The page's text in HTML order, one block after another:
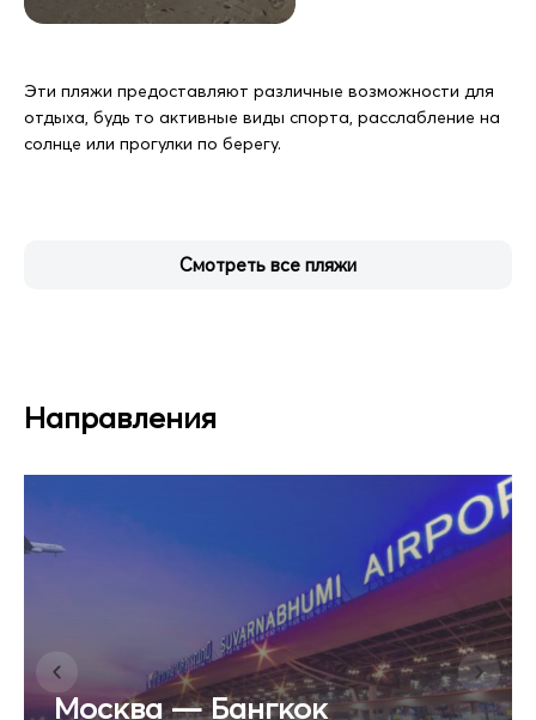
Эти пляжи предоставляют различные возможности для
отдыха, будь то активные виды спорта, расслабление на
солнце или прогулки по берегу.
Смотреть все пляжи
Направления
Москва — Бангкок